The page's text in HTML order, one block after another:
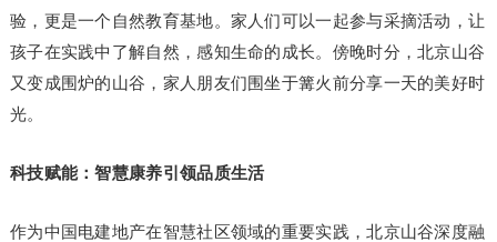
验，更是一个自然教育基地。家人们可以一起参与采摘活动，让
孩子在实践中了解自然，感知生命的成长。傍晚时分，北京山谷
又变成围炉的山谷，家人朋友们围坐于篝火前分享一天的美好时
光。
科技赋能：智慧康养引领品质生活
作为中国电建地产在智慧社区领域的重要实践，北京山谷深度融